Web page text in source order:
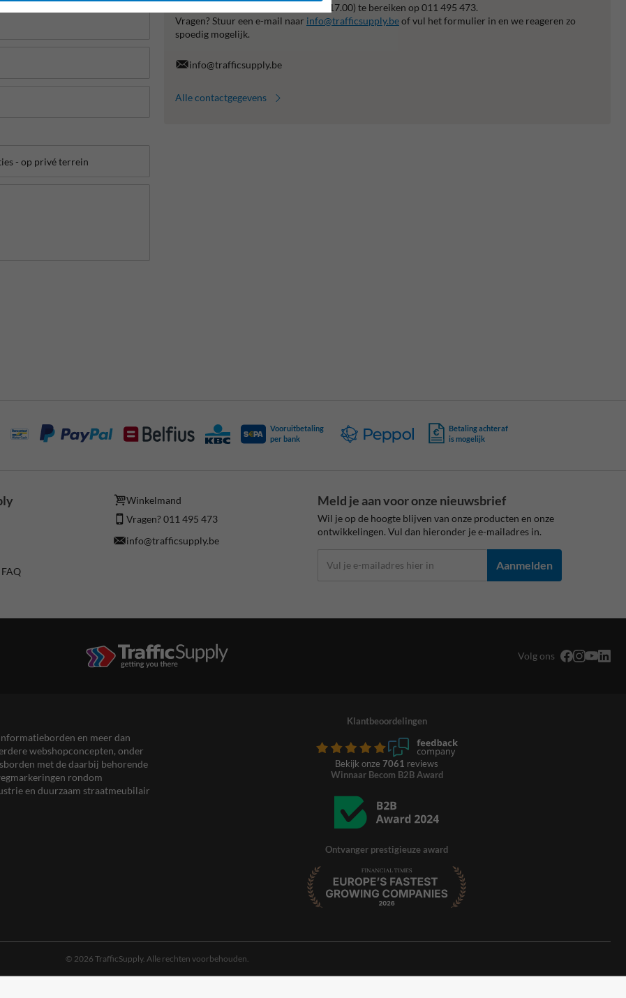
Wij zijn op werkdagen (van 8.00 tot 17.00) te bereiken op 011 495 473.
Vragen? Stuur een e-mail naar info@trafficsupply.beof vul het formulier in en we reageren zo
spoedig mogelijk.
info@trafficsupply.be
Alle contactgegevens
Vooruitbetaling
per bank
Betaling achteraf
is mogelijk
Winkelmand
Vragen? 011 495 473
info@trafficsupply.be
Meld je aan voor onze nieuwsbrief
Wil je op de hoogte blijven van onze producten en onze
ontwikkelingen. Vul dan hieronder je e-mailadres in.
Aanmelden
Volg ons
en meer dan
webshopconcepten, onder
met de daarbij behorende
rondom
en duurzaam straatmeubilair
Klantbeoordelingen
Bekijk onze 7061 reviews
Winnaar Becom B2B Award
Ontvanger prestigieuze award
© 2026 TrafficSupply. Alle rechten voorbehouden.